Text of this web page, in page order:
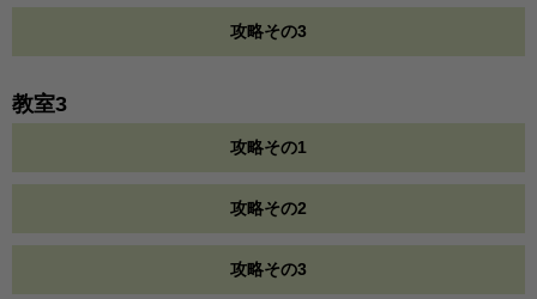
攻略その3
教室3
攻略その1
攻略その2
攻略その3